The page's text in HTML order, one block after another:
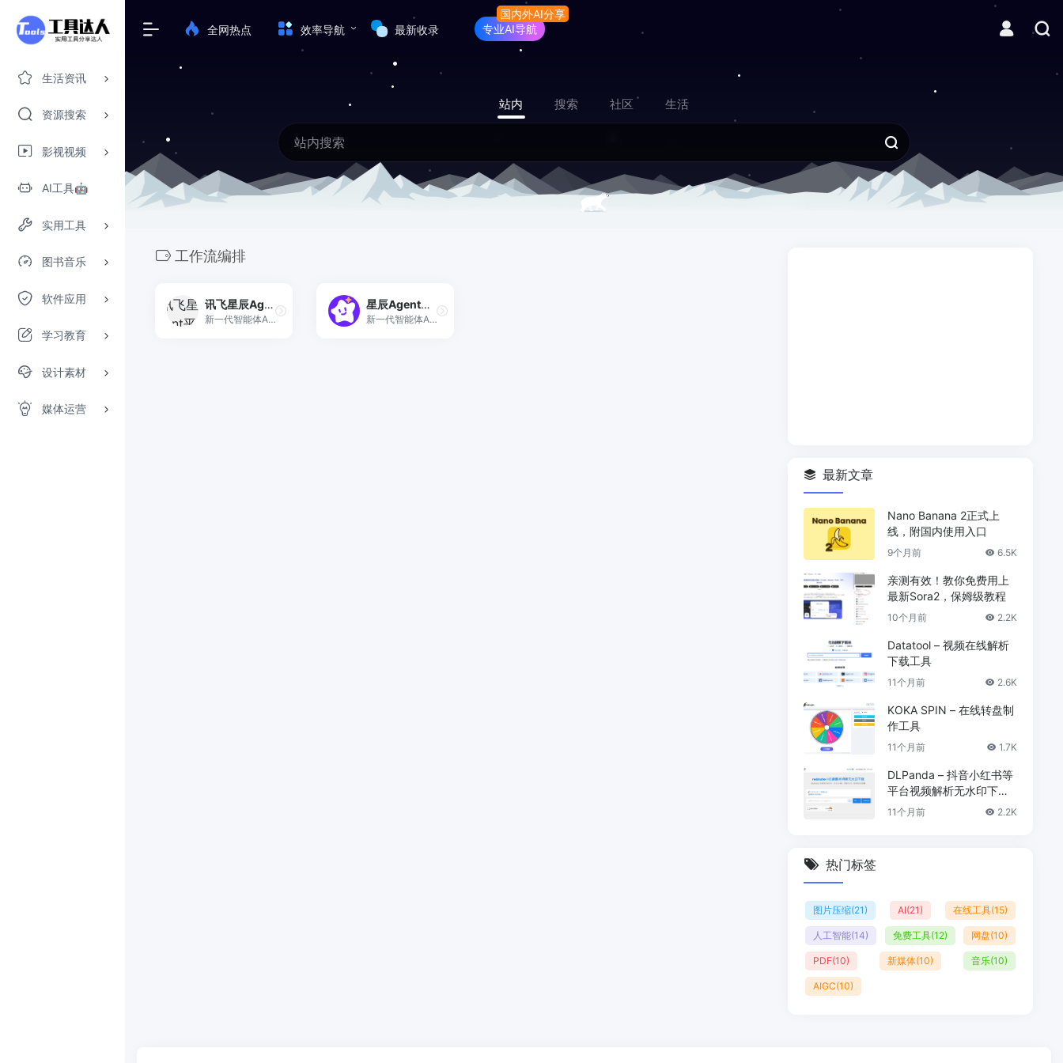
生活资讯
资源搜索
影视视频
AI工具🤖
实用工具
图书音乐
软件应用
学习教育
设计素材
媒体运营
全网热点 效率导航 最新收录 专业AI导航
站内 搜索 社区 生活
工作流编排
讯飞星辰Agent平台AstronClaw
新一代智能体Agent开发平台，支持通过提示词Prompt、工作流Workflow灵活创建专业智能体。平台已整合丰富的模型、插件、MCP Server，支持一站式效果测评，助力开发者快速搭建生产级智能体。创建后可发布到讯飞星火App、微信公众号，或发布成API、MCP Server。
星辰Agent开发平台
新一代智能体Agent开发平台，支持通过提示词Prompt、工作流Workflow灵活创建专业智能体。平台已整合丰富的模型、插件、MCP Server，支持一站式效果测评，助力开发者快速搭建生产级智能体。创建后可发布到讯飞星火App、微信公众号，或发布成API、MCP Server。
最新文章
Nano Banana 2正式上
线，附国内使用入口
9个月前 6.5K
亲测有效！教你免费用上
最新Sora2，保姆级教程
10个月前 2.2K
Datatool – 视频在线解析
下载工具
11个月前 2.6K
KOKA SPIN – 在线转盘制
作工具
11个月前 1.7K
DLPanda – 抖音小红书等
平台视频解析无水印下载
工具
11个月前 2.2K
热门标签
图片压缩(21) AI(21) 在线工具(15)
人工智能(14) 免费工具(12) 网盘(10)
PDF(10) 新媒体(10) 音乐(10)
AIGC(10)